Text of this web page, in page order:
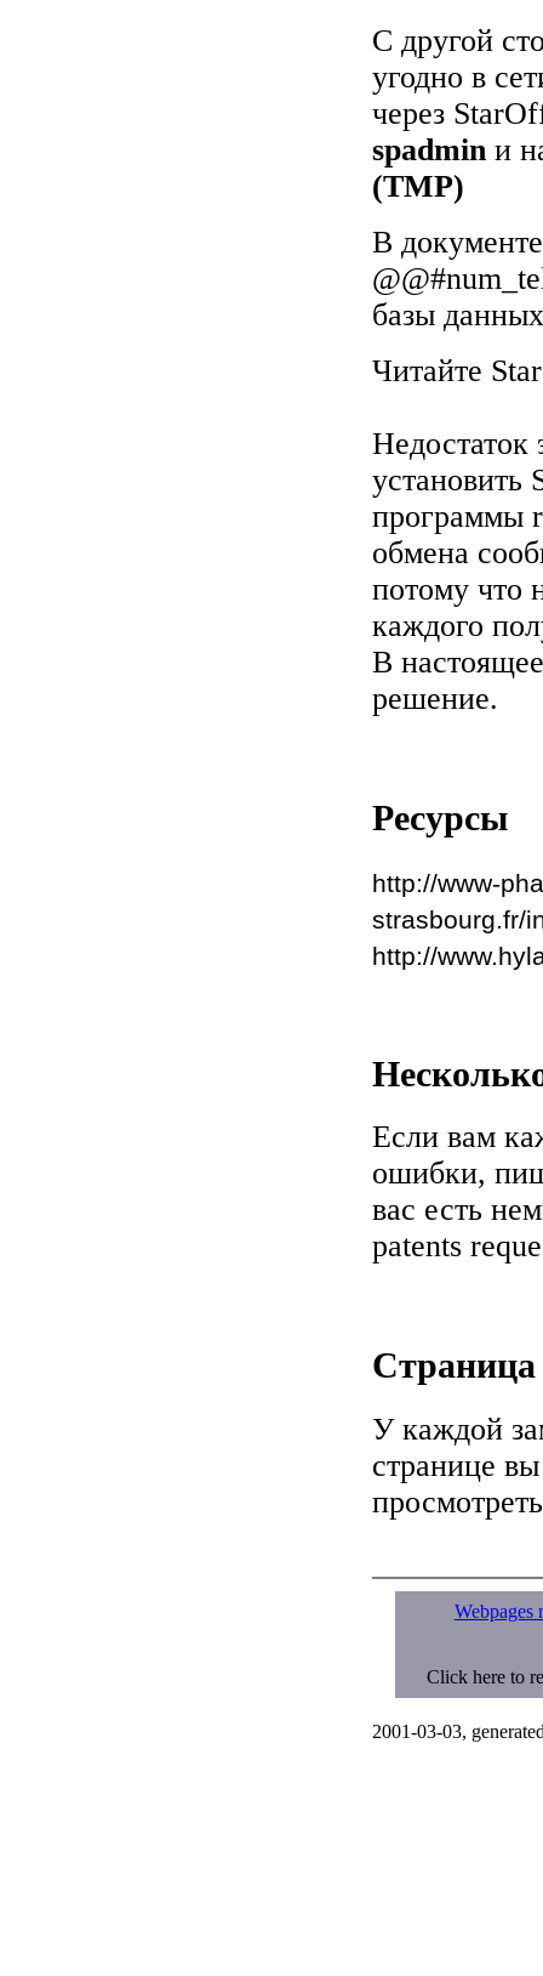
С другой
угодно в
через
spadmin и
(TMP)
В
базы
Читайте
Недостаток
установить
программы
обмена
потому что
каждого
В
решение.
Ресурсы
http://www-
strasbourg.fr/
http://
Если вам
ошибки,
вас есть
patents
Страница
У каждой
странице
Webpages
Click here to
2001-03-03,